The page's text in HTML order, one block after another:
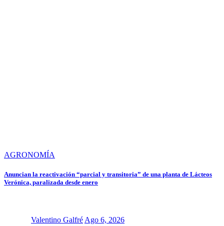
AGRONOMÍA
Anuncian la reactivación “parcial y transitoria” de una planta de Lácteos
Verónica, paralizada desde enero
Valentino GalfréAgo 6, 2026